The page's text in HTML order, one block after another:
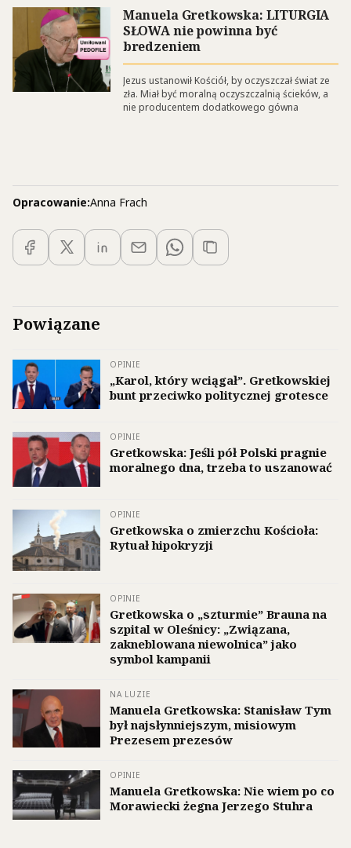
Manuela Gretkowska: LITURGIA
SŁOWA nie powinna być
bredzeniem
Jezus ustanowił Kościół, by oczyszczał świat ze
zła. Miał być moralną oczyszczalnią ścieków, a
nie producentem dodatkowego gówna
Opracowanie:Anna Frach
Powiązane
OPINIE
„Karol, który wciągał”. Gretkowskiej
bunt przeciwko politycznej grotesce
OPINIE
Gretkowska: Jeśli pół Polski pragnie
moralnego dna, trzeba to uszanować
OPINIE
Gretkowska o zmierzchu Kościoła:
Rytuał hipokryzji
OPINIE
Gretkowska o „szturmie” Brauna na
szpital w Oleśnicy: „Związana,
zakneblowana niewolnica” jako
symbol kampanii
NA LUZIE
Manuela Gretkowska: Stanisław Tym
był najsłynniejszym, misiowym
Prezesem prezesów
OPINIE
Manuela Gretkowska: Nie wiem po co
Morawiecki żegna Jerzego Stuhra